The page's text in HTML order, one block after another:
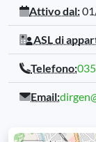
Attivo dal:
ASL di
Telefono:
Email: